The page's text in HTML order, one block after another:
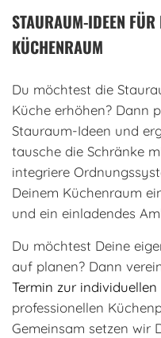
STAURAUM-IDEEN FÜR
KÜCHENRAUM
Du möchtest die
Küche erhöhen? Dann
Stauraum-Ideen und
tausche die Schränke
integriere
Deinem Küchenraum
und ein einladendes
Du möchtest Deine
auf planen? Dann
Termin zur
professionellen
Gemeinsam setzen wir